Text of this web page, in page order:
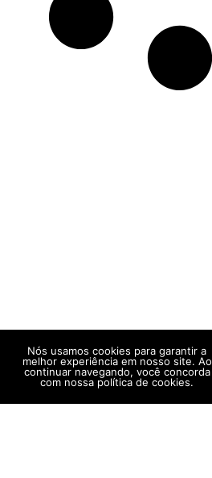
Nós usamos cookies para garantir a
melhor experiência em nosso site. Ao
continuar navegando, você concorda
com nossa política de cookies.